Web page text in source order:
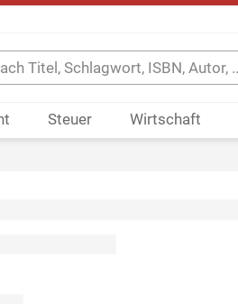
Steuer Wirtschaft